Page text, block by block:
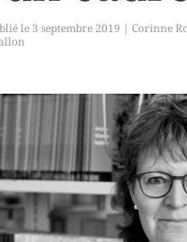
3 septembre 2019 |Corinne